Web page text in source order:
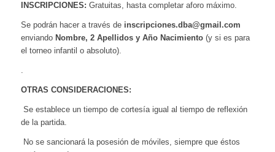
INSCRIPCIONES: Gratuitas, hasta completar aforo máximo.
Se podrán hacer a través de inscripciones.dba@gmail.com
enviando Nombre, 2 Apellidos y Año Nacimiento (y si es para
el torneo infantil o absoluto).
.
OTRAS CONSIDERACIONES:
Se establece un tiempo de cortesía igual al tiempo de reflexión
de la partida.
No se sancionará la posesión de móviles, siempre que éstos